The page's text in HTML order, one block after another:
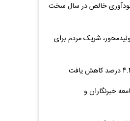
همت سودآوری خالص در سال سخت
شریک مردم برای
خبرنگاران و